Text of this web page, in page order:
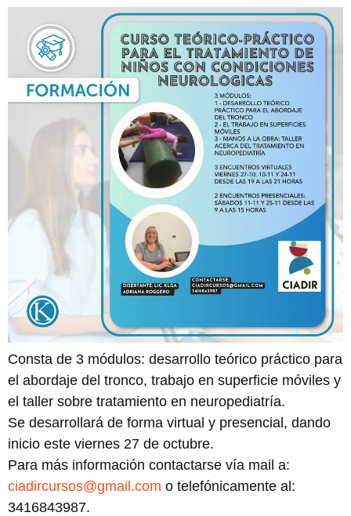
Consta de 3 módulos: desarrollo teórico práctico para
el abordaje del tronco, trabajo en superficie móviles y
el taller sobre tratamiento en neuropediatría.
Se desarrollará de forma virtual y presencial, dando
inicio este viernes 27 de octubre.
Para más información contactarse vía mail a:
ciadircursos@gmail.com o telefónicamente al:
3416843987.